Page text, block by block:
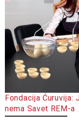
Fondacija
nema Savet REM-a